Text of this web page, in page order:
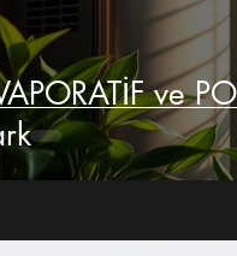
- GAZ
ve